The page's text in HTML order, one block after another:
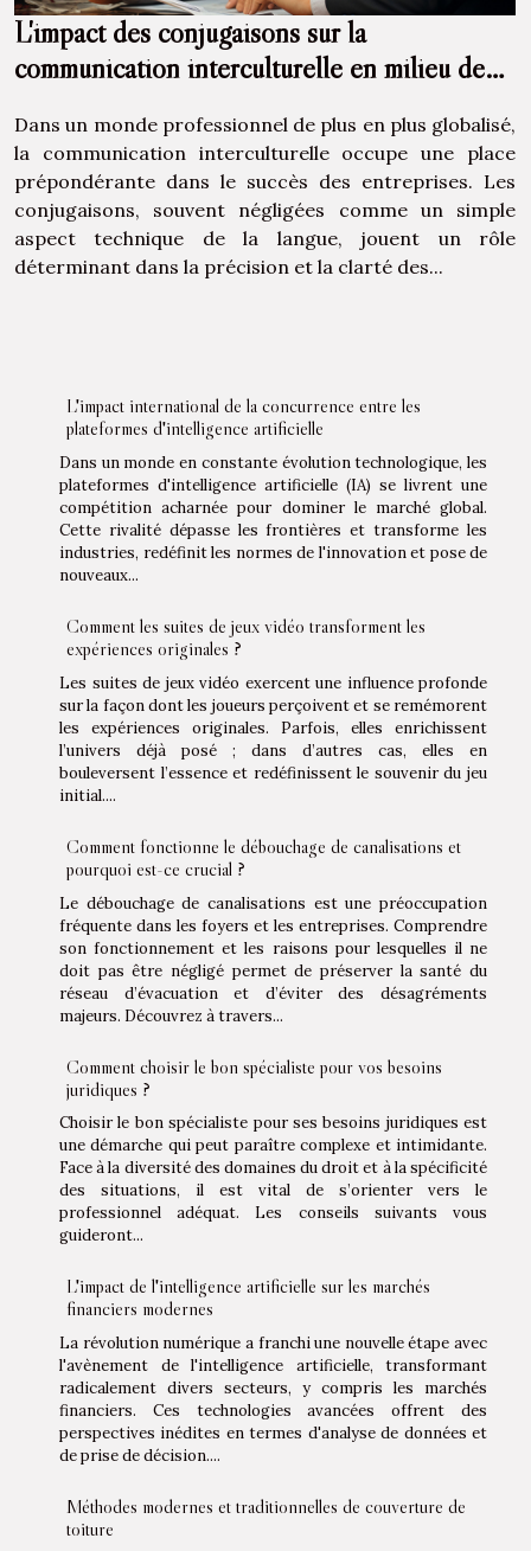
L'impact des conjugaisons sur la
communication interculturelle en milieu de
Dans un monde professionnel de plus en plus globalisé,
la communication interculturelle occupe une place
prépondérante dans le succès des entreprises. Les
conjugaisons, souvent négligées comme un simple
aspect technique de la langue, jouent un rôle
déterminant dans la précision et la clarté des...
L'impact international de la concurrence entre les
plateformes d'intelligence artificielle
Dans un monde en constante évolution technologique, les
plateformes d'intelligence artificielle (IA) se livrent une
compétition acharnée pour dominer le marché global.
Cette rivalité dépasse les frontières et transforme les
industries, redéfinit les normes de l'innovation et pose de
nouveaux...
Comment les suites de jeux vidéo transforment les
expériences originales ?
Les suites de jeux vidéo exercent une influence profonde
sur la façon dont les joueurs perçoivent et se remémorent
les expériences originales. Parfois, elles enrichissent
l’univers déjà posé ; dans d’autres cas, elles en
bouleversent l’essence et redéfinissent le souvenir du jeu
initial....
Comment fonctionne le débouchage de canalisations et
pourquoi est-ce crucial ?
Le débouchage de canalisations est une préoccupation
fréquente dans les foyers et les entreprises. Comprendre
son fonctionnement et les raisons pour lesquelles il ne
doit pas être négligé permet de préserver la santé du
réseau d’évacuation et d’éviter des désagréments
majeurs. Découvrez à travers...
Comment choisir le bon spécialiste pour vos besoins
juridiques ?
Choisir le bon spécialiste pour ses besoins juridiques est
une démarche qui peut paraître complexe et intimidante.
Face à la diversité des domaines du droit et à la spécificité
des situations, il est vital de s’orienter vers le
professionnel adéquat. Les conseils suivants vous
guideront...
L'impact de l'intelligence artificielle sur les marchés
financiers modernes
La révolution numérique a franchi une nouvelle étape avec
l'avènement de l'intelligence artificielle, transformant
radicalement divers secteurs, y compris les marchés
financiers. Ces technologies avancées offrent des
perspectives inédites en termes d'analyse de données et
de prise de décision....
Méthodes modernes et traditionnelles de couverture de
toiture